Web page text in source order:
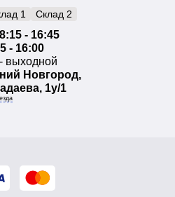
1 Склад 2
8:15 - 16:45
- 16:00
выходной
Новгород,
1у/1